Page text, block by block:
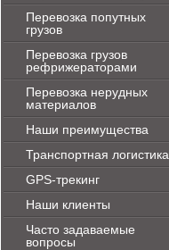
Перевозка попутных
грузов
Перевозка грузов
рефрижераторами
Перевозка нерудных
материалов
Наши преимущества
Транспортная логистика
GPS-трекинг
Наши клиенты
Часто задаваемые
вопросы